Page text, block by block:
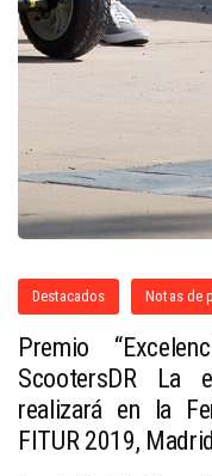
Destacados Notas de
Premio
ScootersDR La
realizará en la
FITUR 2019, Madrid